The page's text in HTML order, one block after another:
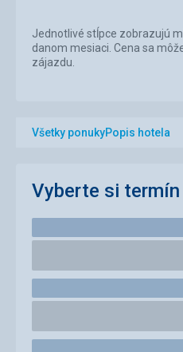
Jednotlivé stĺpce zobrazujú
danom mesiaci. Cena sa
zájazdu.
Všetky ponukyPopis hotela
Vyberte si termín